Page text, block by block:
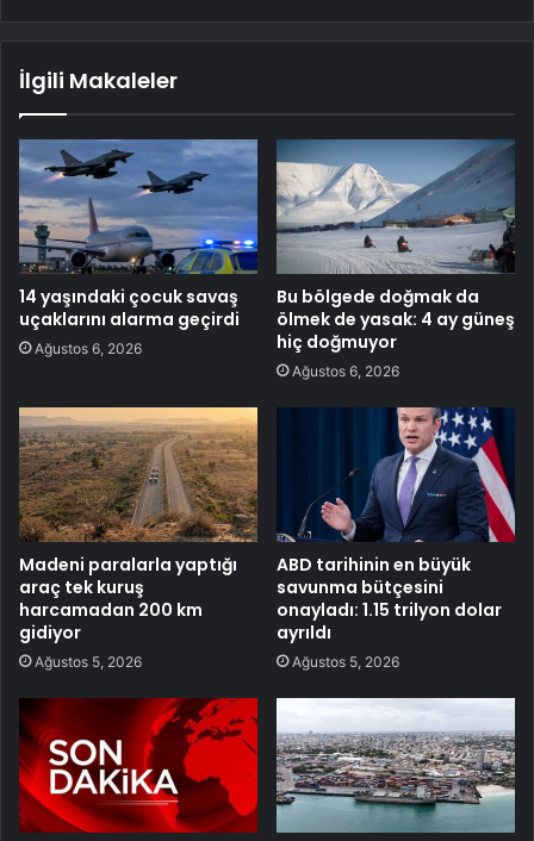
İlgili Makaleler
14 yaşındaki çocuk savaş
uçaklarını alarma geçirdi
Ağustos 6, 2026
Bu bölgede doğmak da
ölmek de yasak: 4 ay güneş
hiç doğmuyor
Ağustos 6, 2026
Madeni paralarla yaptığı
araç tek kuruş
harcamadan 200 km
gidiyor
Ağustos 5, 2026
ABD tarihinin en büyük
savunma bütçesini
onayladı: 1.15 trilyon dolar
ayrıldı
Ağustos 5, 2026